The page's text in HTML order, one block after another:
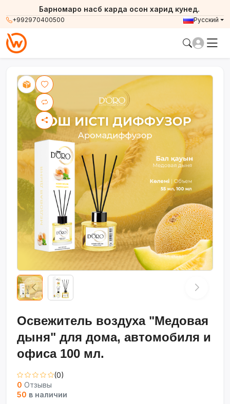
+992970400500
Барномаро насб карда осон харид кунед.
Русский
Освежитель воздуха "Медовая
дыня" для дома, автомобиля и
офиса 100 мл.
(0)
0 Отзывы
50 в наличии